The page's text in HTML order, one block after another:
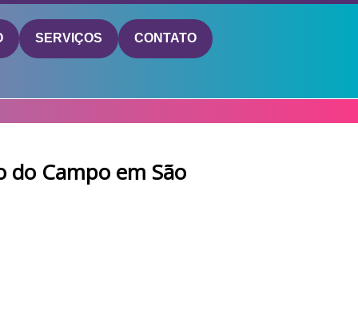
SERVIÇOS CONTATO
do Campo em São